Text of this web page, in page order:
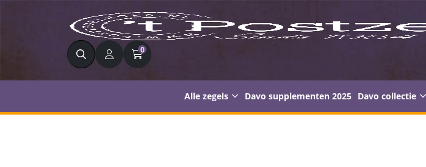
Zoeken 0
Alle zegels Davo supplementen 2025 Davo collectie